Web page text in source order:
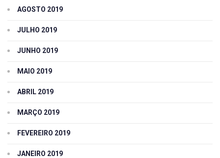
AGOSTO 2019
JULHO 2019
JUNHO 2019
MAIO 2019
ABRIL 2019
MARÇO 2019
FEVEREIRO 2019
JANEIRO 2019